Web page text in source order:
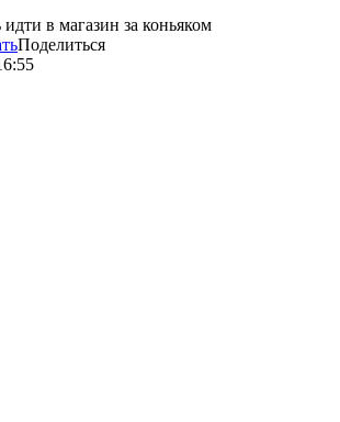
в магазин за коньяком
Поделиться